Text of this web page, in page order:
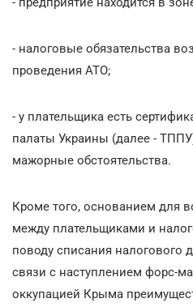
- налоговые обязательства
проведения АТО;
- у плательщика есть
палаты Украины (далее -
мажорные обстоятельства.
Кроме того, основанием для
между плательщиками и
поводу списания налогового
связи с наступлением форс-
оккупацией Крыма